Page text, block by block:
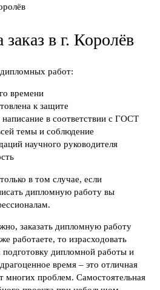
в г. Королёв
работ:
времени
к защите
в соответствии с ГОСТ
темы и соблюдение
научного руководителя
в том случае, если
дипломную работу вы
заказать дипломную работу
работаете, то израсходовать
подготовку дипломной работы и
время – это отличная
многих проблем. Самостоятельная